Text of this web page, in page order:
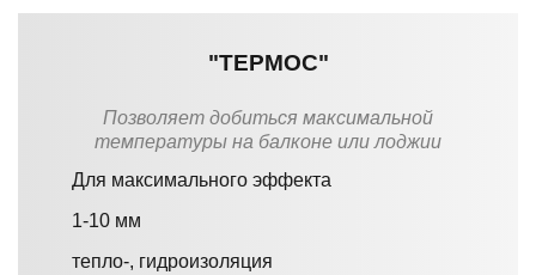
"ТЕРМОС"
Позволяет добиться максимальной
температуры на балконе или лоджии
Для максимального эффекта
1-10 мм
тепло-, гидроизоляция